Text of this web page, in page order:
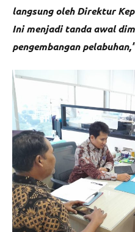
langsung oleh Direktur
Ini menjadi tanda awal
pengembangan